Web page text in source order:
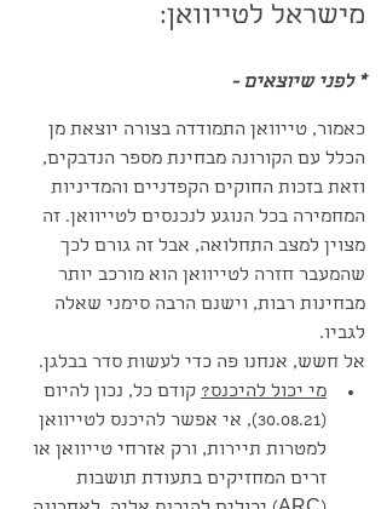
מישראל לטייוואן:
* לפני שיוצאים -
כאמור, טייוואן התמודדה בצורה יוצאת מן
הכלל עם הקורונה מבחינת מספר הנדבקים,
וזאת בזכות החוקים הקפדניים והמדיניות
המחמירה בכל הנוגע לנכנסים לטייוואן. זה
מצוין למצב התחלואה, אבל זה גורם לכך
שהמעבר חזרה לטייוואן הוא מורכב יותר
מבחינות רבות, וישנם הרבה סימני שאלה
לגביו.
אל חשש, אנחנו פה כדי לעשות סדר בבלגן.
מי יכול להיכנס? קודם כל, נכון להיום
(30.08.21), אי אפשר להיכנס לטייוואן
למטרות תיירות, ורק אזרחי טייוואן או
זרים המחזיקים בתעודת תושבות